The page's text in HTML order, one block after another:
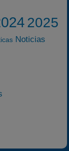
2025
Noticias